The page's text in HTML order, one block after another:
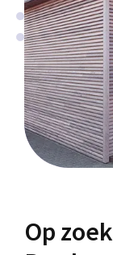
Op